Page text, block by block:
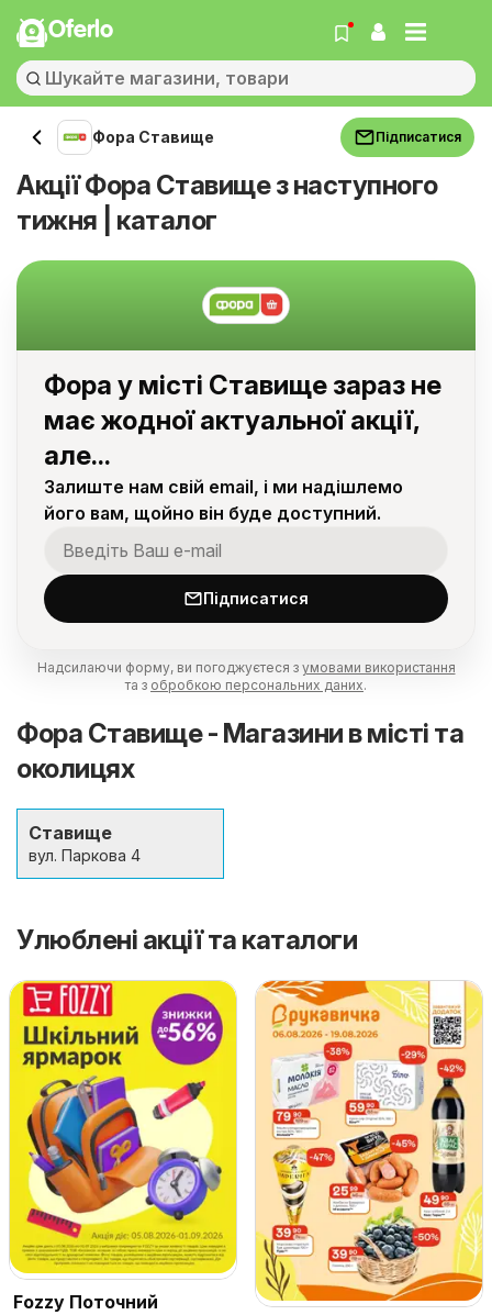
Oferlo
Фора Ставище Підписатися
Акції Фора Ставище з наступного
тижня | каталог
Фора у місті Ставище зараз не
має жодної актуальної акції,
але...
Залиште нам свій email, і ми надішлемо
його вам, щойно він буде доступний.
Підписатися
Надсилаючи форму, ви погоджуєтеся з умовами використання
та з обробкою персональних даних.
Фора Ставище - Магазини в місті та
околицях
Ставище
вул. Паркова 4
Улюблені акції та каталоги
Fozzy Поточний